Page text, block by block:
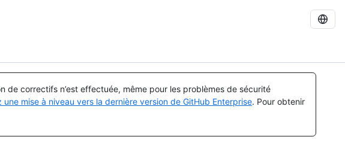
de correctifs n’est effectuée, même pour les problèmes de sécurité
mise à niveau vers la dernière version de GitHub Enterprise. Pour obtenir